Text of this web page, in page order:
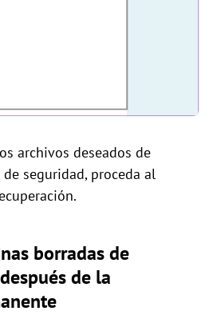
archivos deseados de
seguridad, proceda al
borradas de
de la